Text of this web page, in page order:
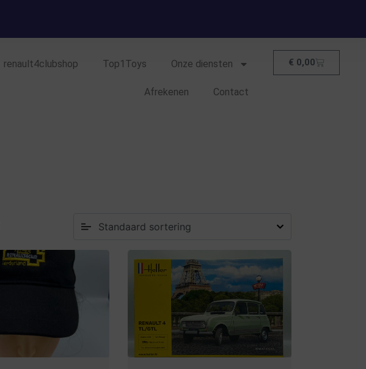
renault4clubshop Top1Toys Onze diensten
Afrekenen Contact
€ 0,00